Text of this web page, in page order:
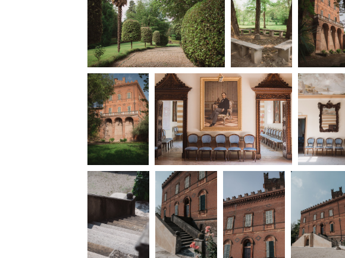
Amministrazione trasparente Bandi e gare Contatti